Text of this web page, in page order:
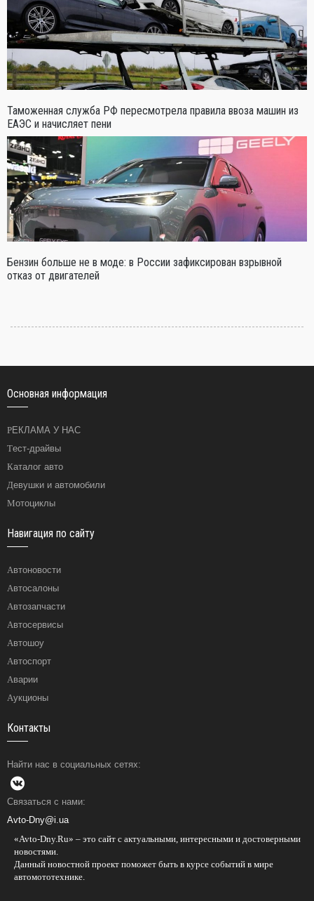
Таможенная служба РФ пересмотрела правила ввоза машин из
ЕАЭС и начисляет пени
Бензин больше не в моде: в России зафиксирован взрывной
отказ от двигателей
Основная информация
РЕКЛАМА У НАС
Тест-драйвы
Каталог авто
Девушки и автомобили
Мотоциклы
Навигация по сайту
Автоновости
Автосалоны
Автозапчасти
Автосервисы
Автошоу
Автоспорт
Аварии
Аукционы
Контакты
Найти нас в социальных сетях:
Связаться с нами:
Avto-Dny@i.ua
«Avto-Dny.Ru» – это сайт с актуальными, интересными и достоверными
новостями.
Данный новостной проект поможет быть в курсе событий в мире
автомототехнике.